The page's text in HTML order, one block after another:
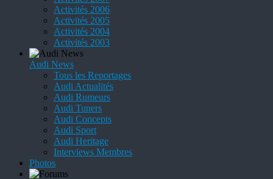
Activités 2006
Activités 2005
Activités 2004
Activités 2003
Audi News
Tous les Reportages
Audi Actualités
Audi Rumeurs
Audi Tuners
Audi Concepts
Audi Sport
Audi Heritage
Interviews Membres
Photos